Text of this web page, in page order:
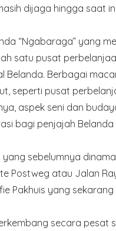
dijaga hingga saat
“Ngabaraga” yang
satu pusat
Belanda. Berbagai
seperti pusat
aspek seni dan
bagi penjajah
sebelumnya
Postweg atau Jalan
Pakhuis yang
secara